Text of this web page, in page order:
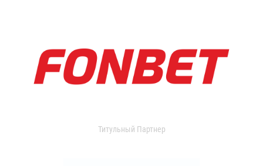
Титульный Партнер